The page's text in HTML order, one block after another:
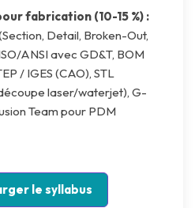
fabrication (10-15 %) :
Detail, Broken-Out,
ANSI avec GD&T, BOM
/ IGES (CAO), STL
laser/waterjet), G-
Team pour PDM
le syllabus